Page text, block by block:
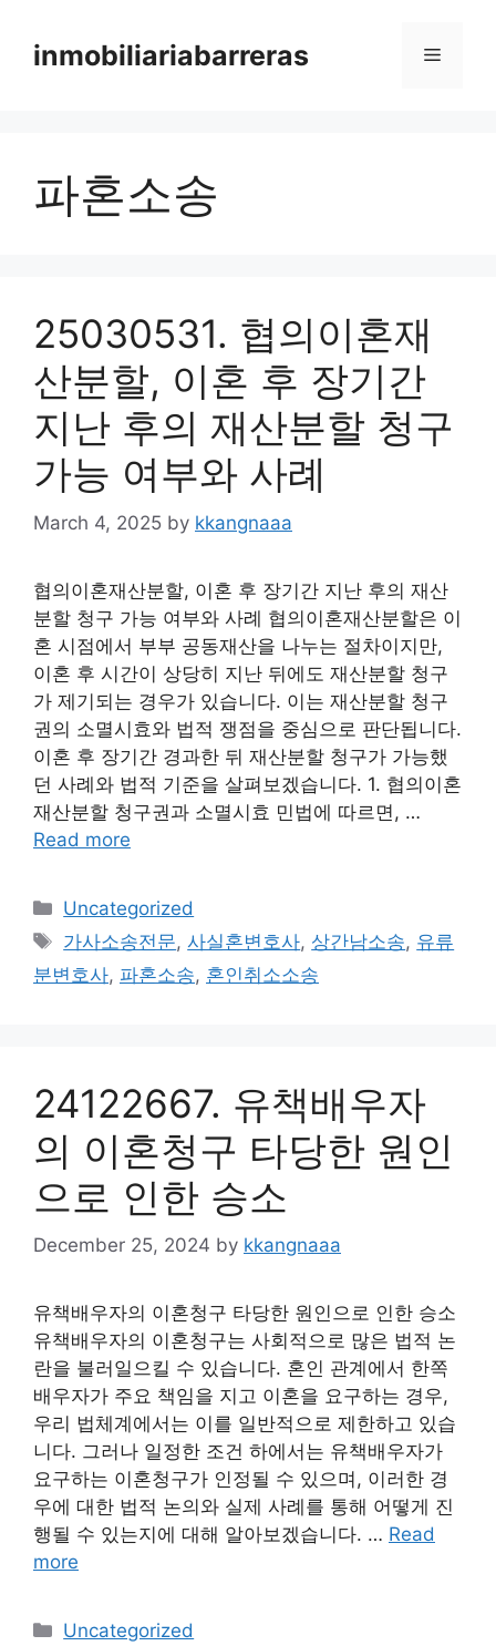
contentinmobiliariabarreras Menu
파혼소송
25030531. 협의이혼재
산분할, 이혼 후 장기간
지난 후의 재산분할 청구
가능 여부와 사례
March 4, 2025 by kkangnaaa
협의이혼재산분할, 이혼 후 장기간 지난 후의 재산
분할 청구 가능 여부와 사례 협의이혼재산분할은 이
혼 시점에서 부부 공동재산을 나누는 절차이지만,
이혼 후 시간이 상당히 지난 뒤에도 재산분할 청구
가 제기되는 경우가 있습니다. 이는 재산분할 청구
권의 소멸시효와 법적 쟁점을 중심으로 판단됩니다.
이혼 후 장기간 경과한 뒤 재산분할 청구가 가능했
던 사례와 법적 기준을 살펴보겠습니다. 1. 협의이혼
재산분할 청구권과 소멸시효 민법에 따르면, …
Read more
Categories
Uncategorized
Tags
가사소송전문,사실혼변호사, 상간남소송, 유류
분변호사, 파혼소송, 혼인취소소송
24122667. 유책배우자
의 이혼청구 타당한 원인
으로 인한 승소
December 25, 2024 by kkangnaaa
유책배우자의 이혼청구 타당한 원인으로 인한 승소
유책배우자의 이혼청구는 사회적으로 많은 법적 논
란을 불러일으킬 수 있습니다. 혼인 관계에서 한쪽
배우자가 주요 책임을 지고 이혼을 요구하는 경우,
우리 법체계에서는 이를 일반적으로 제한하고 있습
니다. 그러나 일정한 조건 하에서는 유책배우자가
요구하는 이혼청구가 인정될 수 있으며, 이러한 경
우에 대한 법적 논의와 실제 사례를 통해 어떻게 진
행될 수 있는지에 대해 알아보겠습니다. … Read
more
Categories
Uncategorized